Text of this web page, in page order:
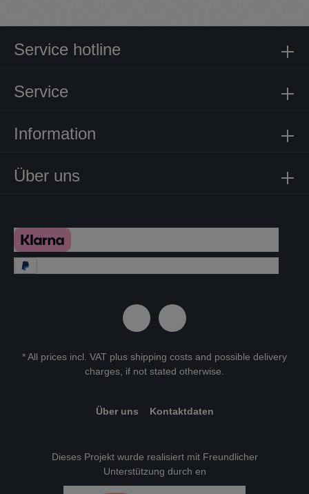
Über uns
Service hotline
Service
Information
* All prices incl. VAT plus shipping costs and possible delivery
charges, if not stated otherwise.
Über uns Kontaktdaten
Dieses Projekt wurde realisiert mit Freundlicher
Unterstützung durch en